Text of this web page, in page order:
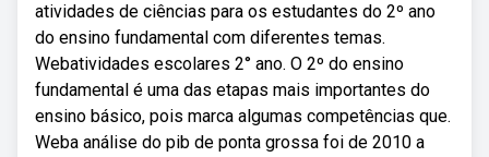
atividades de ciências para os estudantes do 2º ano
do ensino fundamental com diferentes temas.
Webatividades escolares 2° ano. O 2º do ensino
fundamental é uma das etapas mais importantes do
ensino básico, pois marca algumas competências que.
Weba análise do pib de ponta grossa foi de 2010 a